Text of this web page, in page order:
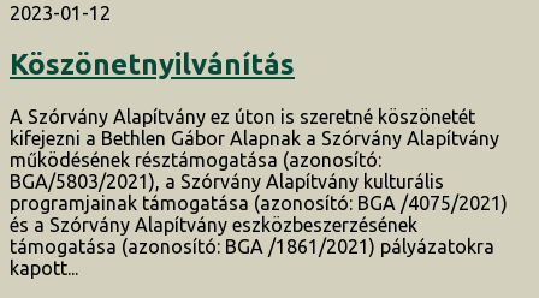
2023-01-12
Köszönetnyilvánítás
A Szórvány Alapítvány ez úton is szeretné köszönetét
kifejezni a Bethlen Gábor Alapnak a Szórvány Alapítvány
működésének résztámogatása (azonosító:
BGA/5803/2021), a Szórvány Alapítvány kulturális
programjainak támogatása (azonosító: BGA /4075/2021)
és a Szórvány Alapítvány eszközbeszerzésének
támogatása (azonosító: BGA /1861/2021) pályázatokra
kapott...